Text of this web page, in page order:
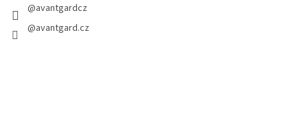
@avantgardcz
@avantgard.cz